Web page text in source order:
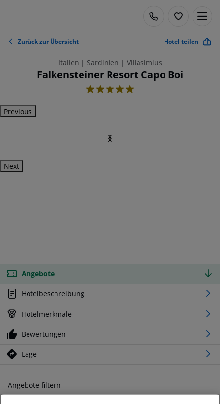
Zurück zur Übersicht Hotel teilen
Italien | Sardinien | Villasimius
Falkensteiner Resort Capo Boi
5
Previous
Next
Angebote
Hotelbeschreibung
Hotelmerkmale
Bewertungen
Lage
Angebote filtern
Ändern Sie Ihre Kriterien nach Ihren Wünschen